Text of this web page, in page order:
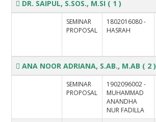
DR. SAIPUL, S.SOS., M.SI ( 1 )
SEMINAR
PROPOSAL
1802016080 -
HASRAH
ANA NOOR ADRIANA, S.AB., M.AB ( 2 )
SEMINAR
PROPOSAL
1902096002 -
MUHAMMAD
ANANDHA
NUR FADILLA